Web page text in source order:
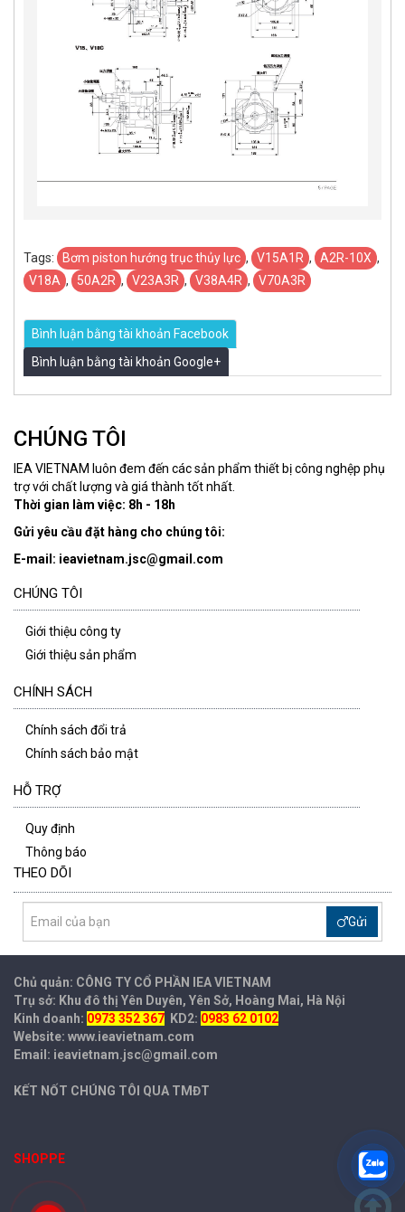
Tags: ​Bơm piston hướng trục thủy lực , V15A1R , A2R-10X ,
V18A , 50A2R , V23A3R , V38A4R , V70A3R
Bình luận bằng tài khoản Facebook
Bình luận bằng tài khoản Google+
CHÚNG TÔI
IEA VIETNAM luôn đem đến các sản phẩm thiết bị công nghệp phụ
trợ với chất lượng và giá thành tốt nhất.
Thời gian làm việc: 8h - 18h
Gửi yêu cầu đặt hàng cho chúng tôi:
E-mail: ieavietnam.jsc@gmail.com
CHÚNG TÔI
Giới thiệu công ty
Giới thiệu sản phẩm
CHÍNH SÁCH
Chính sách đổi trả
Chính sách bảo mật
HỖ TRỢ
Quy định
Thông báo
THEO DÕI
Gửi
Chủ quản: CÔNG TY CỔ PHẦN IEAVIETNAM
Trụ sở: Khu đô thị Yên Duyên, Yên Sở, Hoàng Mai, Hà Nội
Kinh doanh: 0973 352 367 KD2: 0983 62 0102
Website: www.ieavietnam.com
Email: ieavietnam.jsc@gmail.com
KẾT NỐT CHÚNG TÔI QUA TMĐT
SHOPPE